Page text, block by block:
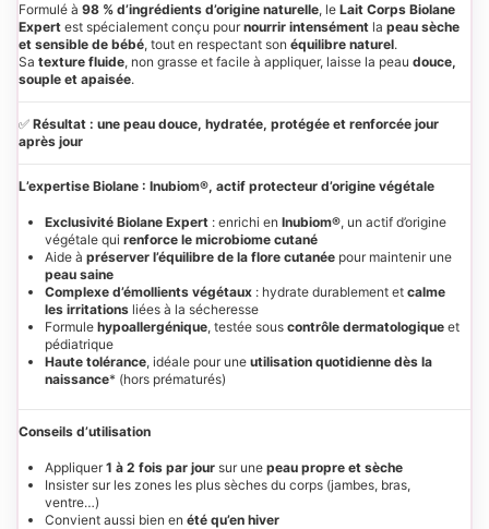
Formulé à 98 % d’ingrédients d’origine naturelle, le Lait Corps Biolane
Expert est spécialement conçu pournourrir intensément la peau sèche
et sensible de bébé, tout en respectant son équilibre naturel.
Sa texture fluide, non grasse et facile à appliquer, laisse la peau douce,
souple et apaisée.
✅ Résultat : une peau douce, hydratée, protégée et renforcée jour
après jour
L’expertise Biolane : Inubiom®, actif protecteur d’origine végétale
Exclusivité Biolane Expert : enrichi en Inubiom®, un actif d’origine
végétale qui renforce le microbiome cutané
Aide à préserver l’équilibre de la flore cutanée pour maintenir une
peau saine
Complexe d’émollients végétaux : hydrate durablement et calme
les irritations liées à la sécheresse
Formule hypoallergénique, testée sous contrôle dermatologique et
pédiatrique
Haute tolérance, idéale pour une utilisation quotidienne dès la
naissance* (hors prématurés)
Conseils d’utilisation
Appliquer1 à 2 fois par jour sur une peau propre et sèche
Insister sur les zones les plus sèches du corps (jambes, bras,
ventre…)
Convient aussi bien en été qu’en hiver